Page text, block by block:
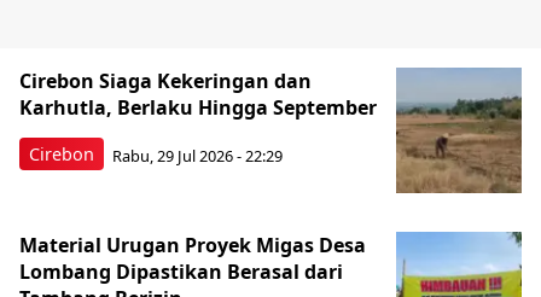
Cirebon
Cirebon Siaga Kekeringan dan
Karhutla, Berlaku Hingga September
Rabu, 29 Jul 2026 - 22:29
Material Urugan Proyek Migas Desa
Lombang Dipastikan Berasal dari